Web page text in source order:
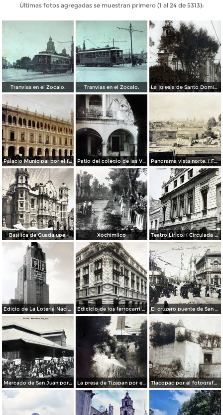
Últimas fotos agregadas se muestran primero (1 al 24 de 5313):
Tranvias en el Zocalo. Tranvias en el Zocalo. La Iglesia de Santo Domingo.
Palacio Municipal por el fotografo Hugo Brehme.. Patio del colegio de las Vizcainas por el fotografo Hugo Brehme. Panorama vista norte. ( Fechada el 20 de Junio de 1905 ).
Basilica de Guadalupe. Xochimilco Teatro Lirico. ( Circulada el 1 de Agosto de 1926 ).
Edicio de La Loteria Nacional Ciudad de México Abril de 1964 Edicicio de los ferrocarriles. El cruzero puente de San Francisco y Guardiola por el fotografo Felix Miret.
Mercado de San Juan por el fotografo Felix Miret La presa de Tizapan por el fotografo Fernando Kososky. ( Circulada el 22 de Diembre de 1910 ). Tlacopac por el fotografo Hugo Brehme.